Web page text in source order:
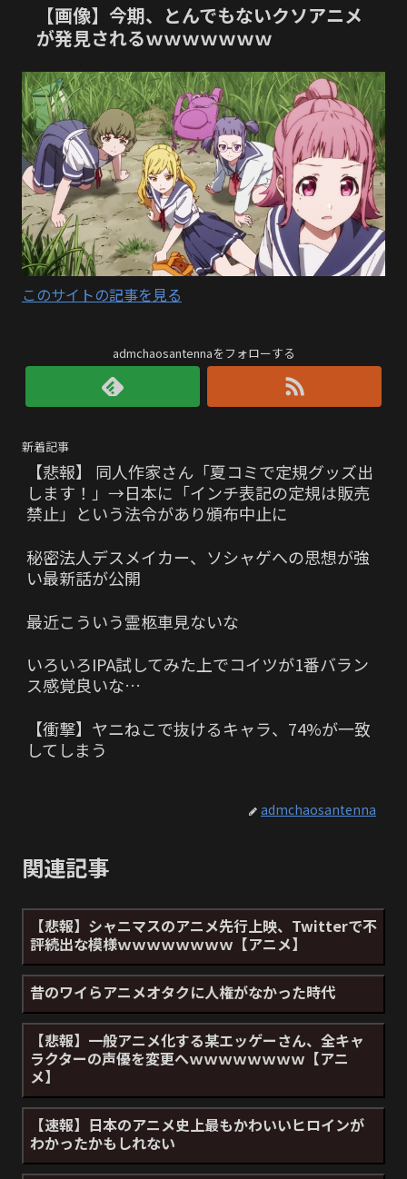
【画像】今期、とんでもないクソアニメ
が発見されるｗｗｗｗｗｗｗ
このサイトの記事を見る
admchaosantennaをフォローする
新着記事
【悲報】 同人作家さん「夏コミで定規グッズ出
します！」→日本に「インチ表記の定規は販売
禁止」という法令があり頒布中止に
秘密法人デスメイカー、ソシャゲへの思想が強
い最新話が公開
最近こういう霊柩車見ないな
いろいろIPA試してみた上でコイツが1番バラン
ス感覚良いな…
【衝撃】ヤニねこで抜けるキャラ、74%が一致
してしまう
admchaosantenna
関連記事
【悲報】シャニマスのアニメ先行上映、Twitterで不
評続出な模様ｗｗｗｗｗｗｗｗ【アニメ】
昔のワイらアニメオタクに人権がなかった時代
【悲報】一般アニメ化する某エッゲーさん、全キャ
ラクターの声優を変更へｗｗｗｗｗｗｗｗ【アニ
メ】
【速報】日本のアニメ史上最もかわいいヒロインが
わかったかもしれない